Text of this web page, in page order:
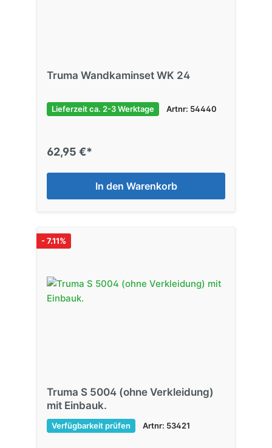
Truma Wandkaminset WK 24
Lieferzeit ca. 2-3 Werktage Artnr: 54440
62,95 €*
In den Warenkorb
- 7.11%
Truma S 5004 (ohne Verkleidung)
mit Einbauk.
Verfügbarkeit prüfen Artnr: 53421